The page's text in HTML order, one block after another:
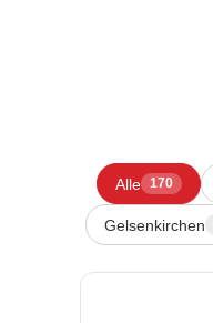
Alle 170
Gelsenkirchen